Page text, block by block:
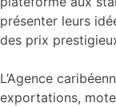
présenter leurs
des prix
L’Agence
exportations,